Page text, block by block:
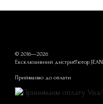
© 2016—2026
Ексклюзивний дистриб'ютор JEAN
Приймаємо до оплати